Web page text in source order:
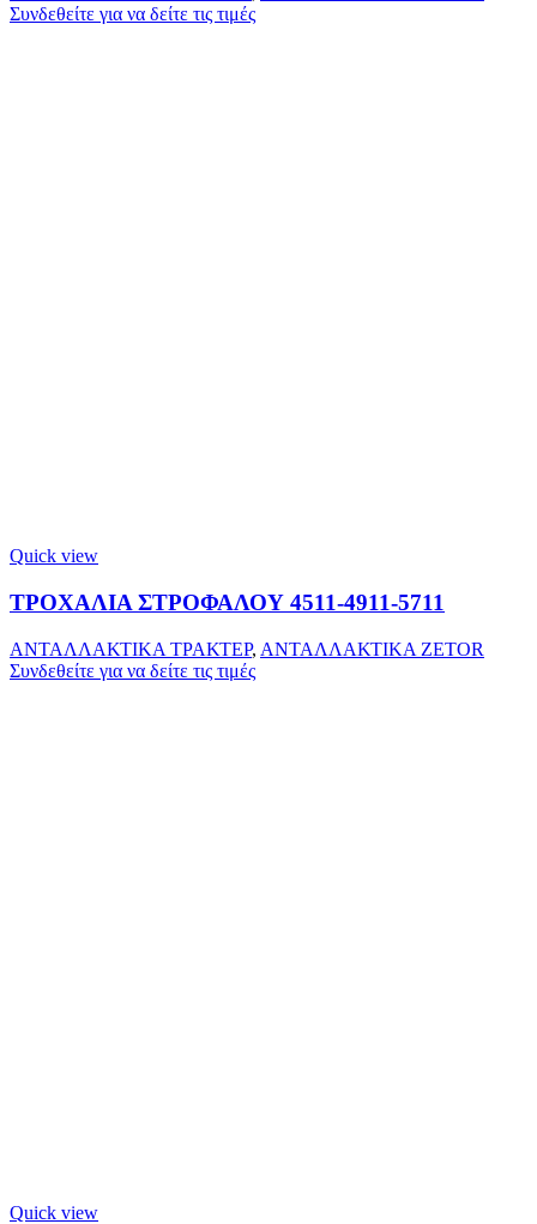
Συνδεθείτε για να δείτε τις τιμές
Quick view
ΤΡΟΧΑΛΙΑ ΣΤΡΟΦΑΛΟΥ 4511-4911-5711
ΑΝΤΑΛΛΑΚΤΙΚΑ ΤΡΑΚΤΕΡ, ΑΝΤΑΛΛΑΚΤΙΚΑ ZETOR
Συνδεθείτε για να δείτε τις τιμές
Quick view